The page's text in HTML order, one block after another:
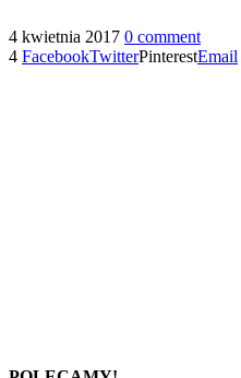
4 kwietnia 2017 0 comment
4 FacebookTwitterPinterestEmail